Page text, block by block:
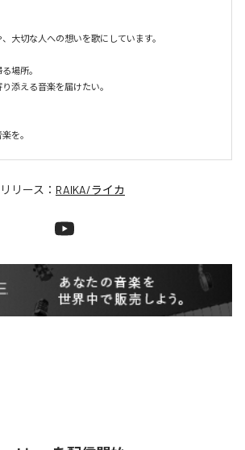
大切な人への想いを歌にしています。
場所。
添える音楽を届けたい。
を。
リース： RAIKA/ライカ